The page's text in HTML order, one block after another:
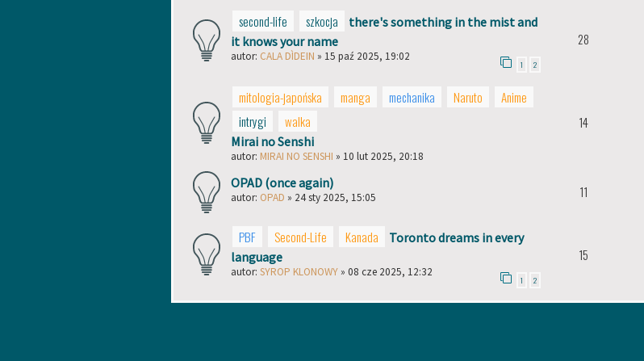
second-life szkocja
there's something in the mist and
it knows your name
autor: CALA DÌDEIN » 15 paź 2025, 19:02
1 2
28
mitologia-japońska manga mechanika Naruto
Anime
intrygi
walka
Mirai no Senshi
autor: MIRAI NO SENSHI » 10 lut 2025, 20:18
14
OPAD (once again)
autor: OPAD » 24 sty 2025, 15:05 11
PBF Second-Life Kanada
Toronto dreams in every
language
autor: SYROP KLONOWY » 08 cze 2025, 12:32
1 2
15